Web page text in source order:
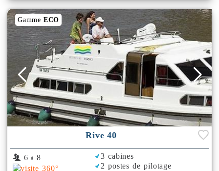
Gamme ECO
Rive 40
6 à 8
3 cabines
2 postes de pilotage